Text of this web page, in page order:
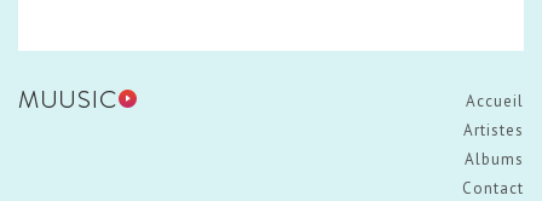
Accueil
Artistes
Albums
Contact